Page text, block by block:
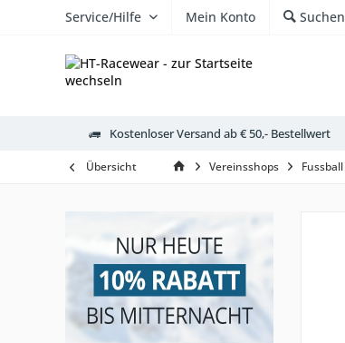
Service/Hilfe Mein Konto Suchen
Kostenloser Versand ab € 50,- Bestellwert
Übersicht Vereinsshops Fussball